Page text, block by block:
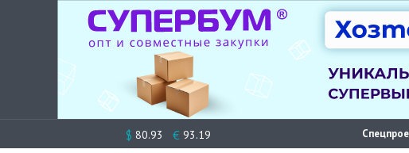
к
$ 80.93 € 93.19